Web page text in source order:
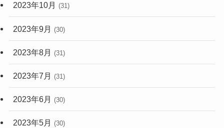
2023年10月 (31)
2023年9月 (30)
2023年8月 (31)
2023年7月 (31)
2023年6月 (30)
2023年5月 (30)